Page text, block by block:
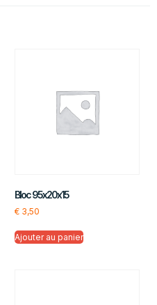
Bloc 95x20x15
€3,50
Ajouter au panier